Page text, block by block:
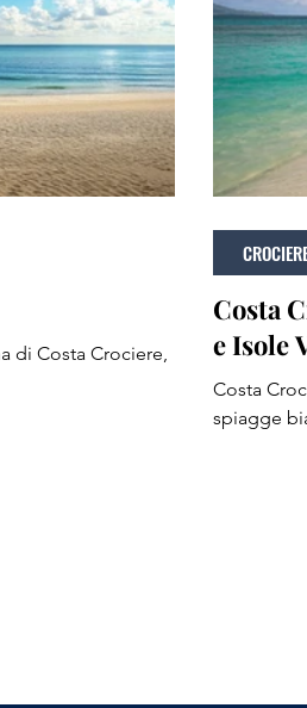
di Costa Crociere,
Costa
e Isole
Costa
spiagge